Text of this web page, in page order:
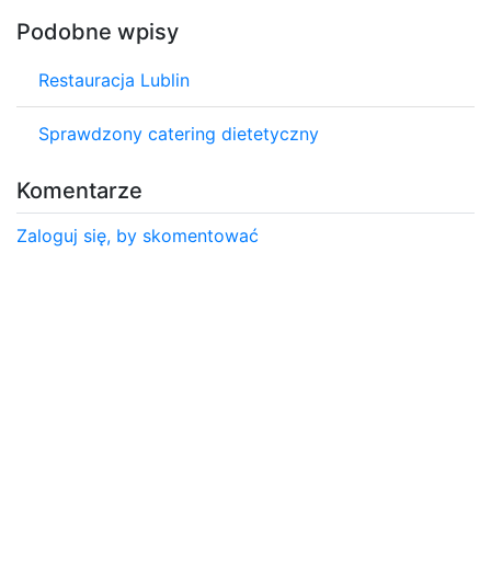
Podobne wpisy
Restauracja Lublin
Sprawdzony catering dietetyczny
Komentarze
Zaloguj się, by skomentować